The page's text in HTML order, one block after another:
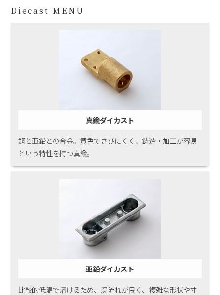
Diecast MENU
真鍮ダイカスト
銅と亜鉛との合金。黄色でさびにくく、鋳造・加工が容易
という特性を持つ真鍮。
亜鉛ダイカスト
比較的低温で溶けるため、湯流れが良く、複雑な形状や寸